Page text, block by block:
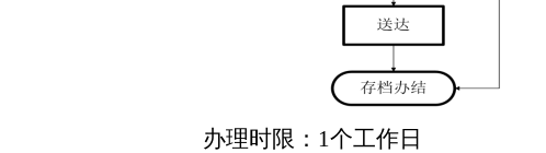
办理时限：1个工作日